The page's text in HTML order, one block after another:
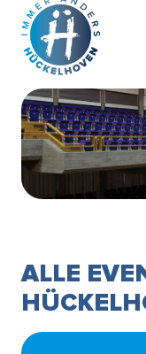
Zum Hauptinhalt springen
ALLE